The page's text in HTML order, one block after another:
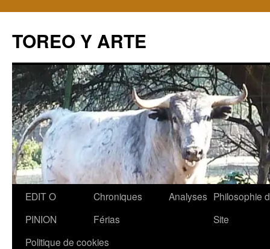
TOREO Y ARTE
Aller
contenu
EDIT O
PINION
Chroniques
Férias
Analyses Philosophie
Site
Politique de cookies